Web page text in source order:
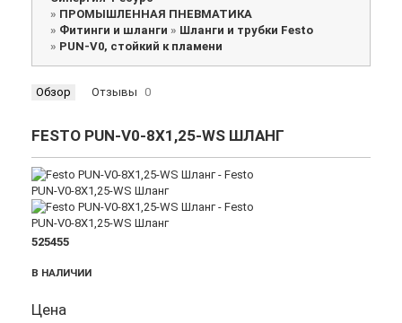
» ПРОМЫШЛЕННАЯ ПНЕВМАТИКА
» Фитинги и шланги » Шланги и трубки Festo
» PUN-V0, стойкий к пламени
Обзор Отзывы 0
FESTO PUN-V0-8X1,25-WS ШЛАНГ
525455
В НАЛИЧИИ
Цена